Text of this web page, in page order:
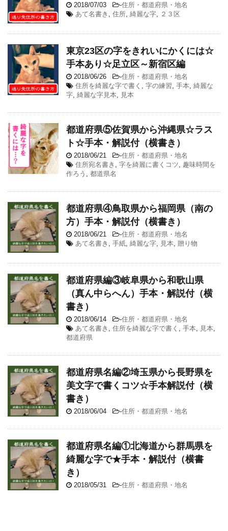
2018/07/03 -住所・都道府県・地名
あて名書き , 住所, 綺麗な字, ２３区
東京23区の字をきれいにかくには☆
手本あり☆足立区～新宿区編
2018/06/26 -住所・都道府県・地名
住所を綺麗な字で書く , 字の練習, 手本, 綺麗な
字, 綺麗な字見本, 見本
都道府県⑤佐賀県から沖縄県☆ラス
ト☆手本・解説付（横書き）
2018/06/21 -住所・都道府県・地名
住所宛名書き , 字を綺麗に書くコツ, 趣味時間を
作ろう , 都道県名
都道府県④鳥取県から福岡県（南の
方）手本・解説付（横書き）
2018/06/21 -住所・都道府県・地名
あて名書き , 手紙, 綺麗な字, 見本, 贈り物
都道府県編③岐阜県から和歌山県
（真ん中らへん）手本・解説付（横
書き）
2018/06/14 -住所・都道府県・地名
あて名書き , 住所を綺麗な字で書く , 手本, 見本,
都道府県
都道府県名編②埼玉県から長野県を
美文字で書くコツ☆手本解説付（横
書き）
2018/06/04 -住所・都道府県・地名
都道府県名編①北海道から群馬県を
綺麗な字で★手本・解説付（横書
き）
2018/05/31 -住所・都道府県・地名